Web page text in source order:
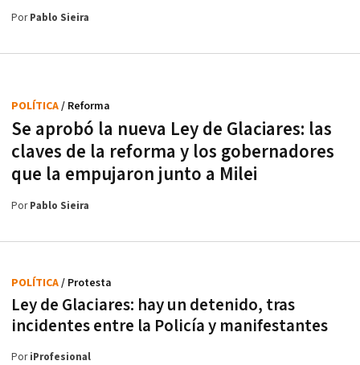
PorPablo Sieira
Se aprobó la nueva Ley de Glaciares: las
claves de la reforma y los gobernadores
que la empujaron junto a Milei
POLÍTICA/ Reforma
PorPablo Sieira
Ley de Glaciares: hay un detenido, tras
incidentes entre la Policía y manifestantes
POLÍTICA/ Protesta
PoriProfesional